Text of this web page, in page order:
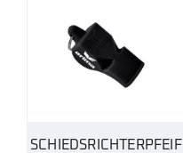
SCHIEDSRICHTERPFEIF